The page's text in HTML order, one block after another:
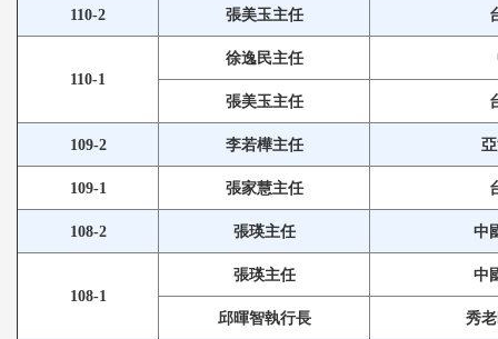
110-2 張美玉主任
110-1
徐逸民主任
張美玉主任
109-2 李若樺主任
109-1 張家慧主任
108-2 張瑛主任 中
108-1
張瑛主任 中
邱暉智執行長 秀